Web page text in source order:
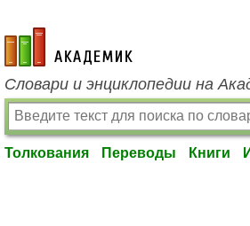
academic.ru
Словари и энциклопедии на
Толкования Переводы Книги